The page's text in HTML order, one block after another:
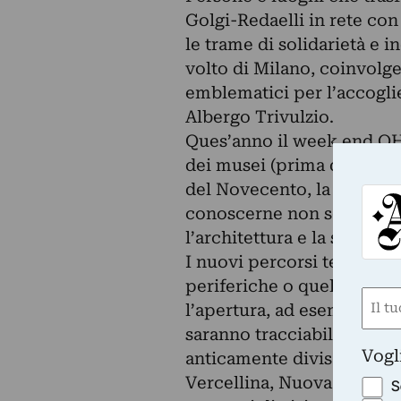
Golgi-Redaelli in rete
le trame di solidarietà e
volto di Milano,
emblematici per
Albergo Trivulzio.
Ques’anno il week end
dei musei (prima
del Novecento, la GAM,
conoscerne non solo la
l’architettura e la storia
I nuovi percorsi tematici,
periferiche o quello che
l’apertura, ad esempio,
saranno tracciabili in
anticamente divisa –
Vercellina, Nuova e
Nome